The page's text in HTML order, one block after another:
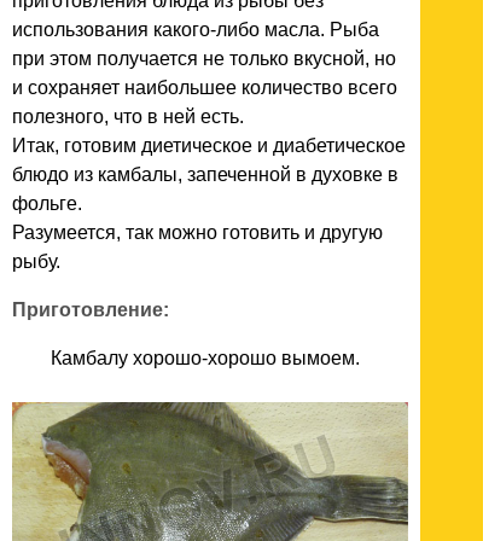
использования какого-либо масла. Рыба
при этом получается не только вкусной, но
и сохраняет наибольшее количество всего
полезного, что в ней есть.
Итак, готовим диетическое и диабетическое
блюдо из камбалы, запеченной в духовке в
фольге.
Разумеется, так можно готовить и другую
рыбу.
Приготовление:
Камбалу хорошо-хорошо вымоем.